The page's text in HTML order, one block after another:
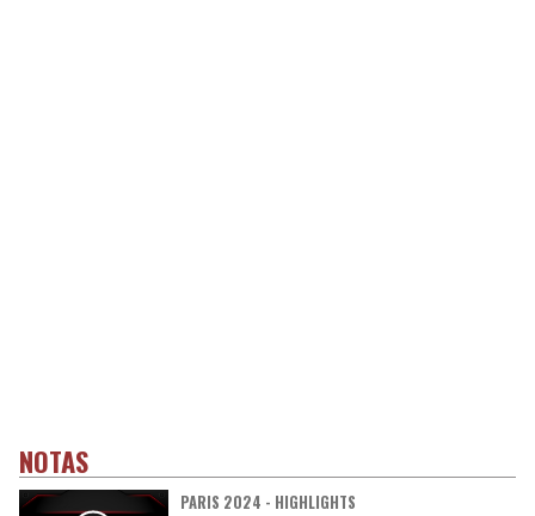
NOTAS
PARIS 2024 - HIGHLIGHTS